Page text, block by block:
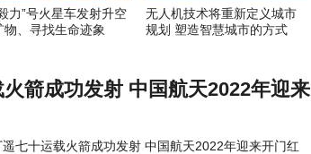
力”号火星车发射升空
物、寻找生命迹象
无人机技术将重新定义城市
规划 塑造智慧城市的方式
箭成功发射 中国航天2022年迎来
七十运载火箭成功发射 中国航天2022年迎来开门红